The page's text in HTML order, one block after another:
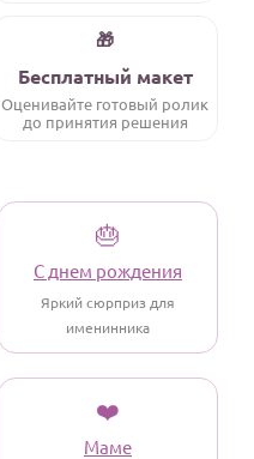
🎁
Бесплатный макет
Оценивайте готовый ролик
до принятия решения
🎂
С днем рождения
Яркий сюрприз для
именинника
❤️
Маме